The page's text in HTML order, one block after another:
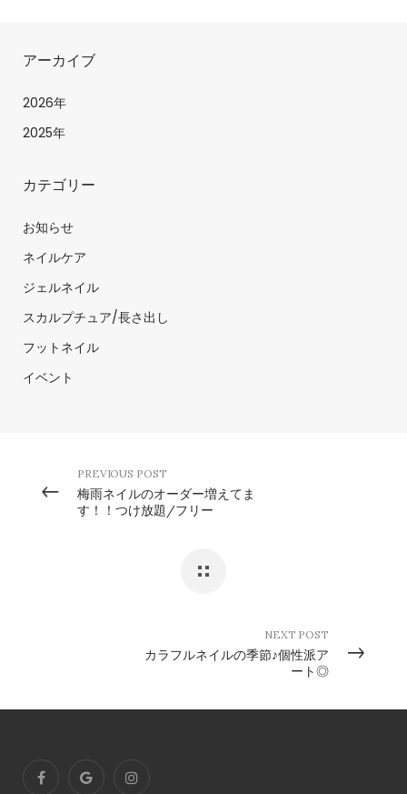
アーカイブ
2026年
2025年
カテゴリー
お知らせ
ネイルケア
ジェルネイル
スカルプチュア/長さ出し
フットネイル
イベント
PREVIOUS POST
梅雨ネイルのオーダー増えてま
す！！つけ放題/フリー
NEXT POST
カラフルネイルの季節♪個性派ア
ート◎